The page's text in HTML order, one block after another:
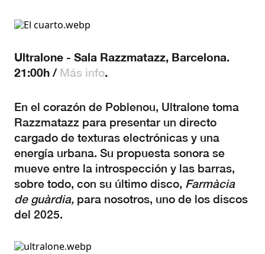
Ultralone - Sala Razzmatazz, Barcelona.
21:00h / Más info.
En el corazón de Poblenou, Ultralone toma
Razzmatazz para presentar un directo
cargado de texturas electrónicas y una
energía urbana. Su propuesta sonora se
mueve entre la introspección y las barras,
sobre todo, con su último disco, Farmàcia
de guàrdia, para nosotros, uno de los discos
del 2025.